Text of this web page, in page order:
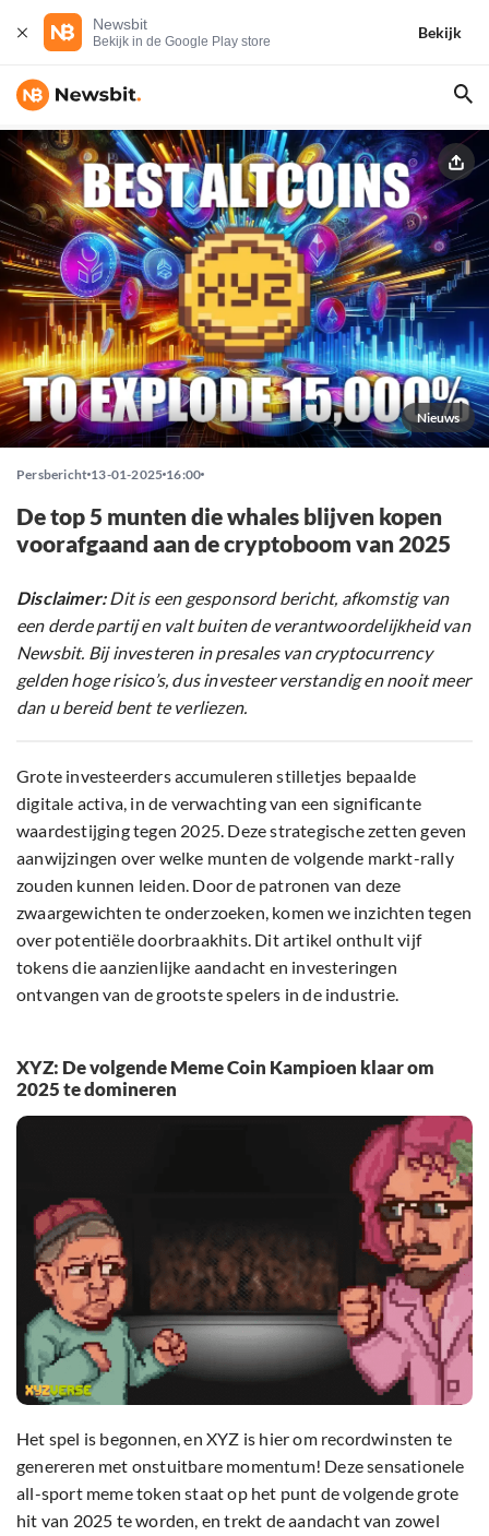
Newsbit
Bekijk in de Google Play store
Bekijk
Nieuws
Persbericht 13-01-2025 16:00
De top 5 munten die whales blijven kopen
voorafgaand aan de cryptoboom van 2025
Disclaimer:Dit is een gesponsord bericht, afkomstig van
een derde partij en valt buiten de verantwoordelijkheid van
Newsbit. Bij investeren in presales van cryptocurrency
gelden hoge risico’s, dus investeer verstandig en nooit meer
dan u bereid bent te verliezen.
Grote investeerders accumuleren stilletjes bepaalde
digitale activa, in de verwachting van een significante
waardestijging tegen 2025. Deze strategische zetten geven
aanwijzingen over welke munten de volgende markt-rally
zouden kunnen leiden. Door de patronen van deze
zwaargewichten te onderzoeken, komen we inzichten tegen
over potentiële doorbraakhits. Dit artikel onthult vijf
tokens die aanzienlijke aandacht en investeringen
ontvangen van de grootste spelers in de industrie.
XYZ: De volgende Meme Coin Kampioen klaar om
2025 te domineren
Het spel is begonnen, en XYZ is hier om recordwinsten te
genereren met onstuitbare momentum! Deze sensationele
all-sport meme token staat op het punt de volgende grote
hit van 2025 te worden, en trekt de aandacht van zowel